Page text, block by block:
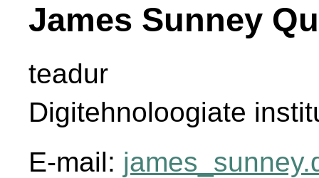
James Sunney
teadur
Digitehnoloogiate
E-mail: